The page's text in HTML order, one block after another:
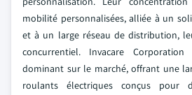
mobilité personnalisées, alliée à un
et à un large réseau de distribution,
concurrentiel. Invacare
dominant sur le marché, offrant une
roulants électriques conçus pour